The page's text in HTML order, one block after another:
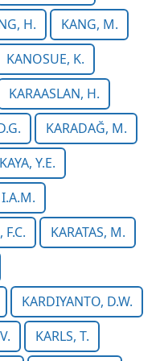
H.
KANG, M.
KANOSUE, K.
KARAASLAN, H.
KARADAĞ, M.
Y.E.
F.C.
KARATAS, M.
KARDIYANTO, D.W.
KARLS, T.